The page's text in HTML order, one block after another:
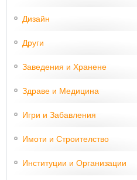
Дизайн
Други
Заведения и Хранене
Здраве и Медицина
Игри и Забавления
Имоти и Строителство
Институции и Организации